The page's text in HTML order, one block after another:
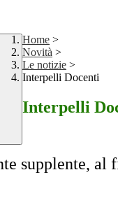
Home >
Novità >
Le notizie >
Interpelli Docenti
Interpelli
supplente,